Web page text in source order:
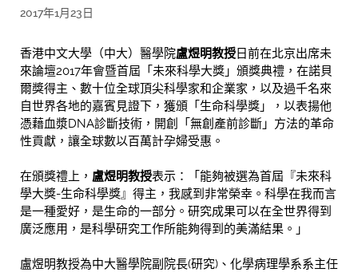
2017年1月23日
香港中文大學（中大）醫學院盧煜明教授日前在北京出席未
來論壇2017年會暨首屆「未來科學大獎」頒獎典禮，在諾貝
爾獎得主、數十位全球頂尖科學家和企業家，以及過千名來
自世界各地的嘉賓見證下，獲頒「生命科學獎」，以表揚他
憑藉血漿DNA診斷技術，開創「無創產前診斷」方法的革命
性貢獻，讓全球數以百萬計孕婦受惠。
在頒獎禮上， 盧煜明教授表示：「能夠被選為首屆『未來科
學大獎-生命科學獎』得主，我感到非常榮幸。科學在我而言
是一種愛好，是生命的一部分。研究成果可以在全世界得到
廣泛應用，是科學研究工作所能夠得到的美滿結果。」
盧煜明教授為中大醫學院副院長(研究)、化學病理學系系主任